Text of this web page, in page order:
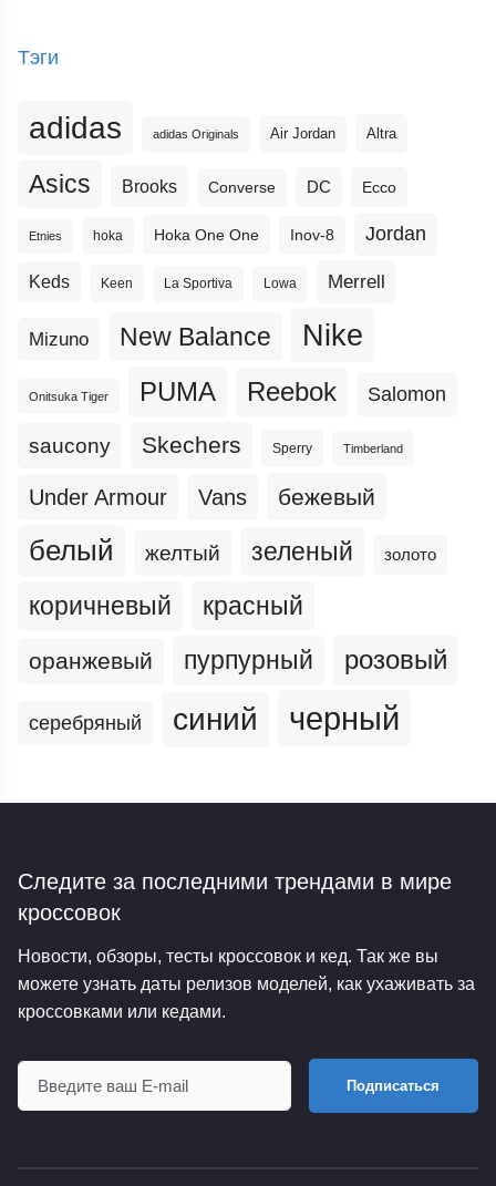
Тэги
adidas adidas Originals Air Jordan Altra
Asics Brooks Converse DC Ecco
Etnies hoka Hoka One One Inov-8 Jordan
Keds Keen La Sportiva Lowa Merrell
Mizuno New Balance Nike
Onitsuka Tiger PUMA Reebok Salomon
saucony Skechers Sperry Timberland
Under Armour Vans бежевый
белый желтый зеленый золото
коричневый красный
оранжевый пурпурный розовый
серебряный синий черный
Следите за последними трендами в мире
кроссовок
Новости, обзоры, тесты кроссовок и кед. Так же вы
можете узнать даты релизов моделей, как ухаживать за
кроссовками или кедами.
Подписаться